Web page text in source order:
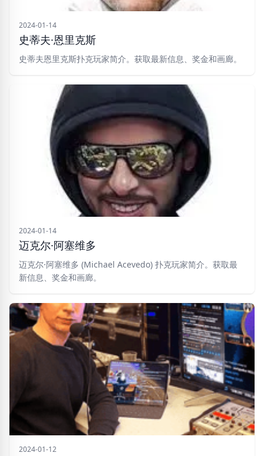
2024-01-14
史蒂夫·恩里克斯
史蒂夫恩里克斯扑克玩家简介。获取最新信息、奖金和画廊。
2024-01-14
迈克尔·阿塞维多
迈克尔·阿塞维多 (Michael Acevedo) 扑克玩家简介。获取最
新信息、奖金和画廊。
2024-01-12